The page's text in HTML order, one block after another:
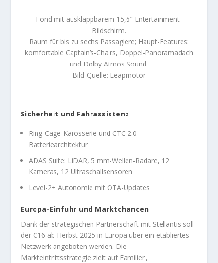
Fond mit ausklappbarem 15,6″ Entertainment-
Bildschirm.
Raum für bis zu sechs Passagiere; Haupt-Features:
komfortable Captain’s-Chairs, Doppel-Panoramadach
und Dolby Atmos Sound.
Bild-Quelle: Leapmotor
Sicherheit und Fahrassistenz
Ring-Cage-Karosserie und CTC 2.0
Batteriearchitektur
ADAS Suite: LiDAR, 5 mm-Wellen-Radare, 12
Kameras, 12 Ultraschallsensoren
Level-2+ Autonomie mit OTA-Updates
Europa-Einfuhr und Marktchancen
Dank der strategischen Partnerschaft mit Stellantis soll
der C16 ab Herbst 2025 in Europa über ein etabliertes
Netzwerk angeboten werden. Die
Markteintrittsstrategie zielt auf Familien,